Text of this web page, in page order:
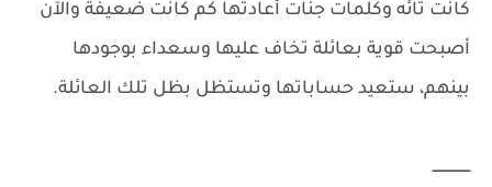
كانت تائه وكلمات جنات أعادتها كم كانت ضعيفة والآن
أصبحت قوية بعائلة تخاف عليها وسعداء بوجودها
بينهم، ستعيد حساباتها وتستظل بظل تلك العائلة.
ـــــــــــــــــ